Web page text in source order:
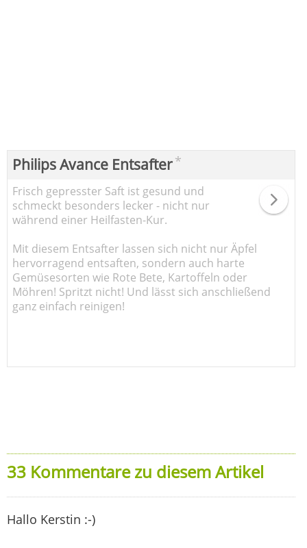
Philips Avance Entsafter*
Frisch gepresster Saft ist gesund und
schmeckt besonders lecker - nicht nur
während einer Heilfasten-Kur.
Mit diesem Entsafter lassen sich nicht nur Äpfel
hervorragend entsaften, sondern auch harte
Gemüsesorten wie Rote Bete, Kartoffeln oder
Möhren! Spritzt nicht! Und lässt sich anschließend
ganz einfach reinigen!
33 Kommentare zu diesem Artikel
Hallo Kerstin :-)